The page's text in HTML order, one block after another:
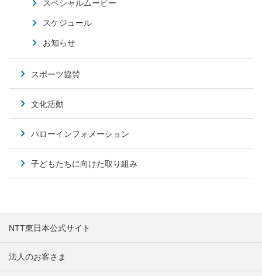
スペシャルムービー
スケジュール
お知らせ
スポーツ協賛
文化活動
ハローインフォメーション
子どもたちに向けた取り組み
NTT東日本公式サイト
法人のお客さま